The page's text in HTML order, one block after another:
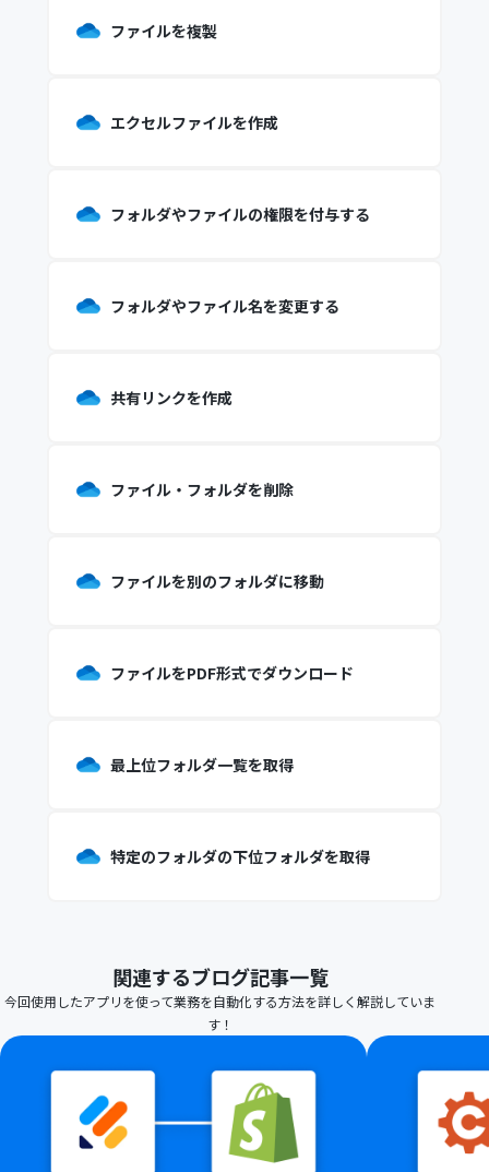
ファイルを複製
エクセルファイルを作成
フォルダやファイルの権限を付与する
フォルダやファイル名を変更する
共有リンクを作成
ファイル・フォルダを削除
ファイルを別のフォルダに移動
ファイルをPDF形式でダウンロード
最上位フォルダ一覧を取得
特定のフォルダの下位フォルダを取得
関連するブログ記事一覧
今回使用したアプリを使って業務を自動化する方法を詳しく解説していま
す！